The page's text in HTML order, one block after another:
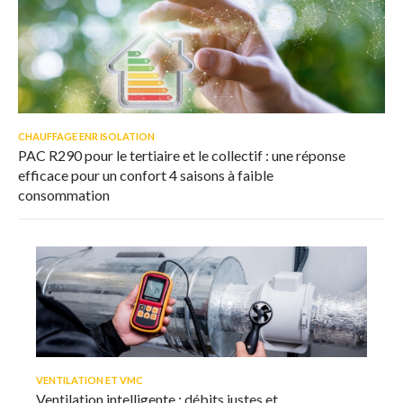
CHAUFFAGE ENR ISOLATION
PAC R290 pour le tertiaire et le collectif : une réponse
efficace pour un confort 4 saisons à faible
consommation
VENTILATION ET VMC
Ventilation intelligente : débits justes et